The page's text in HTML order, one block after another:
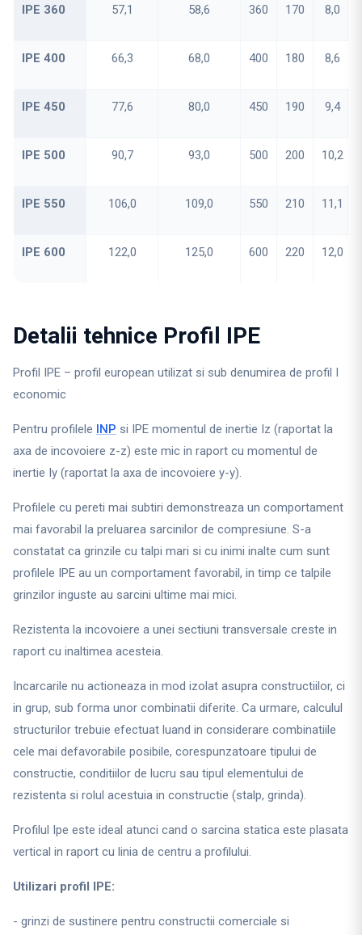
IPE 360 57,1 58,6 360 170 8,0
IPE 400 66,3 68,0 400 180 8,6
IPE 450 77,6 80,0 450 190 9,4
IPE 500 90,7 93,0 500 200 10,2
IPE 550 106,0 109,0 550 210 11,1
IPE 600 122,0 125,0 600 220 12,0
Detalii tehnice Profil IPE
Profil IPE – profil european utilizat si sub denumirea de profil I
economic
Pentru profilele INP si IPE momentul de inertie Iz (raportat la
axa de incovoiere z-z) este mic in raport cu momentul de
inertie Iy (raportat la axa de incovoiere y-y).
Profilele cu pereti mai subtiri demonstreaza un comportament
mai favorabil la preluarea sarcinilor de compresiune. S-a
constatat ca grinzile cu talpi mari si cu inimi inalte cum sunt
profilele IPE au un comportament favorabil, in timp ce talpile
grinzilor inguste au sarcini ultime mai mici.
Rezistenta la incovoiere a unei sectiuni transversale creste in
raport cu inaltimea acesteia.
Incarcarile nu actioneaza in mod izolat asupra constructiilor, ci
in grup, sub forma unor combinatii diferite. Ca urmare, calculul
structurilor trebuie efectuat luand in considerare combinatiile
cele mai defavorabile posibile, corespunzatoare tipului de
constructie, conditiilor de lucru sau tipul elementului de
rezistenta si rolul acestuia in constructie (stalp, grinda).
Profilul Ipe este ideal atunci cand o sarcina statica este plasata
vertical in raport cu linia de centru a profilului.
Utilizari profil IPE:
- grinzi de sustinere pentru constructii comerciale si